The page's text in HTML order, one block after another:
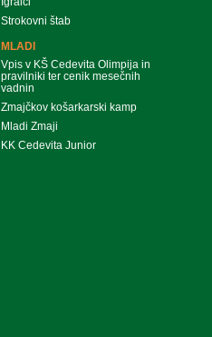
Strokovni štab
MLADI
Vpis v KŠ Cedevita Olimpija in
pravilniki ter cenik mesečnih
vadnin
Zmajčkov košarkarski kamp
Mladi Zmaji
KK Cedevita Junior